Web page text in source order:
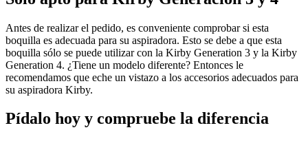
Antes de realizar el pedido, es conveniente comprobar si esta
boquilla es adecuada para su aspiradora. Esto se debe a que esta
boquilla sólo se puede utilizar con la Kirby Generation 3 y la Kirby
Generation 4. ¿Tiene un modelo diferente? Entonces le
recomendamos que eche un vistazo a los accesorios adecuados para
su aspiradora Kirby.
Pídalo hoy y compruebe la diferencia